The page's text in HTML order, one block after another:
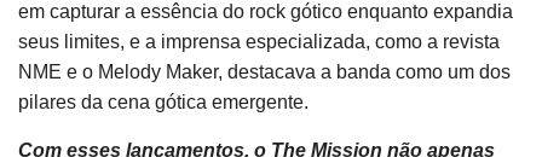
em capturar a essência do rock gótico enquanto expandia
seus limites, e a imprensa especializada, como a revista
NME e o Melody Maker, destacava a banda como um dos
pilares da cena gótica emergente.
Com esses lançamentos, o The Mission não apenas